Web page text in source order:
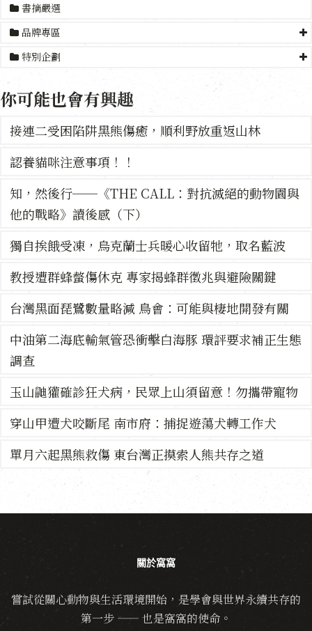
書摘嚴選
品牌專區
特別企劃
你可能也會有興趣
接連二受困陷阱黑熊傷癒，順利野放重返山林
認養貓咪注意事項！！
知，然後行──《THE CALL：對抗滅絕的動物園與
他的戰略》讀後感（下）
獨自挨餓受凍，烏克蘭士兵暖心收留牠，取名藍波
教授遭群蜂螫傷休克 專家揭蜂群徵兆與避險關鍵
台灣黑面琵鷺數量略減 鳥會：可能與棲地開發有關
中油第二海底輸氣管恐衝擊白海豚 環評要求補正生態
調查
玉山鼬獾確診狂犬病，民眾上山須留意！勿攜帶寵物
穿山甲遭犬咬斷尾 南市府：捕捉遊蕩犬轉工作犬
單月六起黑熊救傷 東台灣正摸索人熊共存之道
關於窩窩
嘗試從關心動物與生活環境開始，是學會與世界永續共存的
第一步 —— 也是窩窩的使命。